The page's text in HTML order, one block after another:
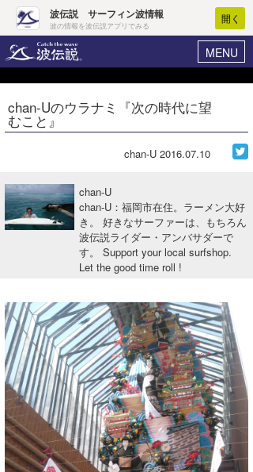
波伝説 サーフィン波情報
波の情報を波伝説アプリでみる
開く
MENU
ヘルプ マイホーム
ログイン
波情報･概況
WAVE HUNTER波予想ツール
サーフィンエリアガイド
会員メニュー
今月のプレゼント
chan-Uのウラナミ『次の時代に望
むこと』
chan-U 2016.07.10
chan-U
chan-U：福岡市在住。ラーメン大好
き。 好きなサーファーは、もちろん
波伝説ライダー・アンバサダーで
す。 Support your local surfshop.
Let the good time roll !
Core Surf Japan
アート＆エンタメ
ショップ情報
ショップ情報
湘南
千葉北
伊豆
千葉南
ウラナミ
お知らせ
その他
ルール＆How to
VOTE!